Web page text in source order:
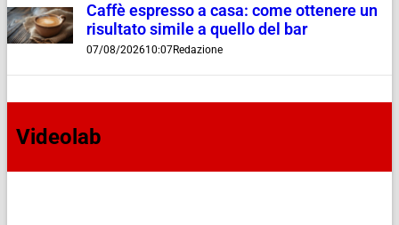
Caffè espresso a casa: come ottenere un
risultato simile a quello del bar
07/08/202610:07Redazione
Videolab